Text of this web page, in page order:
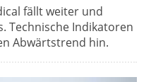
fällt weiter und
Technische Indikatoren
Abwärtstrend hin.